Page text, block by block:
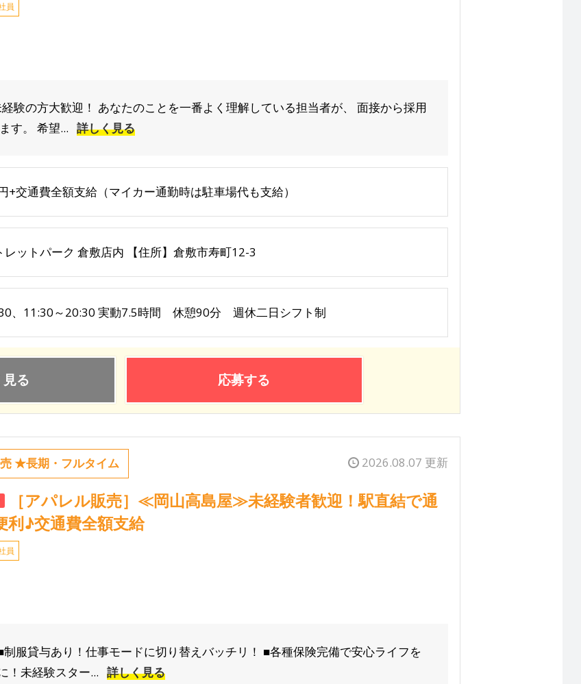
員
験の方大歓迎！ あなたのことを一番よく理解している担当者が、 面接から採用
す。 希望... 詳しく見る
+交通費全額支給（マイカー通勤時は駐車場代も支給）
レットパーク 倉敷店内 【住所】倉敷市寿町12-3
、11:30～20:30 実動7.5時間 休憩90分 週休二日シフト制
る 応募する
★長期・フルタイム 2026.08.07 更新
［アパレル販売］≪岡山高島屋≫未経験者歓迎！駅直結で通
利♪交通費全額支給
員
服貸与あり！仕事モードに切り替えバッチリ！ ■各種保険完備で安心ライフを
！未経験スター... 詳しく見る